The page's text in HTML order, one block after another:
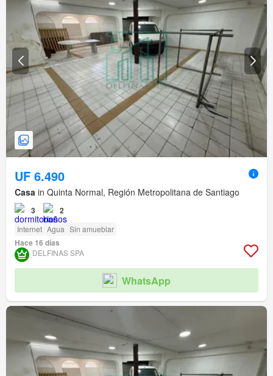
UF 6.490
Casa in Quinta Normal, Región Metropolitana de Santiago
3 2
Internet Agua Sin amueblar
Hace 16 días
DELFINAS SPA
WhatsApp